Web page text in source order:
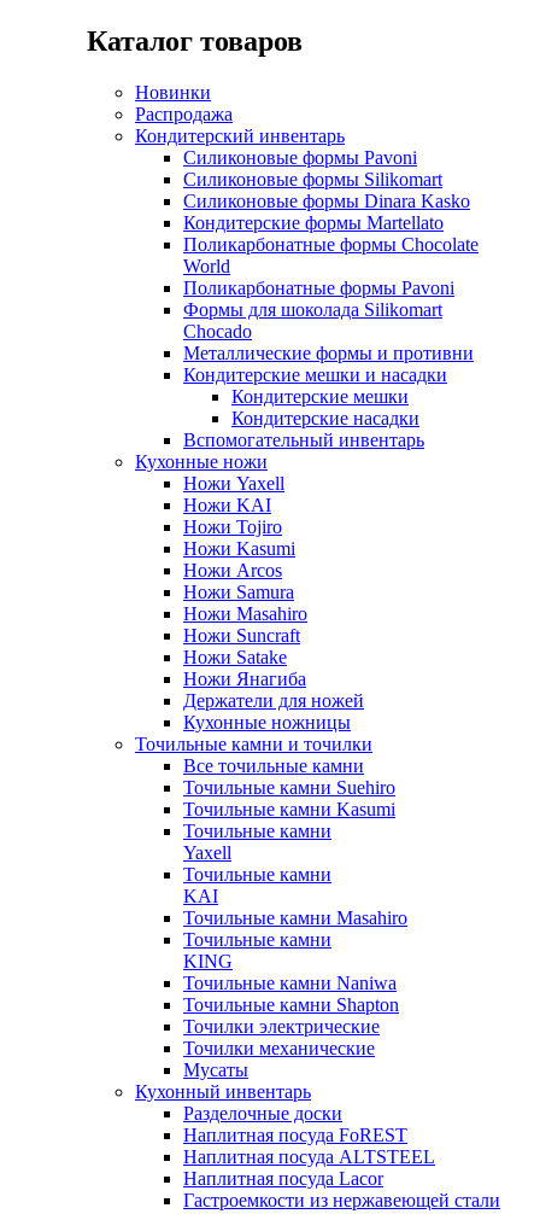
Каталог товаров
Новинки
Распродажа
Кондитерский инвентарь
Силиконовые формы Pavoni
Силиконовые формы Silikomart
Силиконовые формы Dinara Kasko
Кондитерские формы Martellato
Поликарбонатные формы Chocolate
World
Поликарбонатные формы Pavoni
Формы для шоколада Silikomart
Chocado
Металлические формы и противни
Кондитерские мешки и насадки
Кондитерские мешки
Кондитерские насадки
Вспомогательный инвентарь
Кухонные ножи
Ножи Yaxell
Ножи KAI
Ножи Tojiro
Ножи Kasumi
Ножи Arcos
Ножи Samura
Ножи Masahiro
Ножи Suncraft
Ножи Satake
Ножи Янагиба
Держатели для ножей
Кухонные ножницы
Точильные камни и точилки
Все точильные камни
Точильные камни Suehiro
Точильные камни Kasumi
Точильные камни
Yaxell
Точильные камни
KAI
Точильные камни Masahiro
Точильные камни
KING
Точильные камни Naniwa
Точильные камни Shapton
Точилки электрические
Точилки механические
Мусаты
Кухонный инвентарь
Разделочные доски
Наплитная посуда FoREST
Наплитная посуда ALTSTEEL
Наплитная посуда Lacor
Гастроемкости из нержавеющей стали